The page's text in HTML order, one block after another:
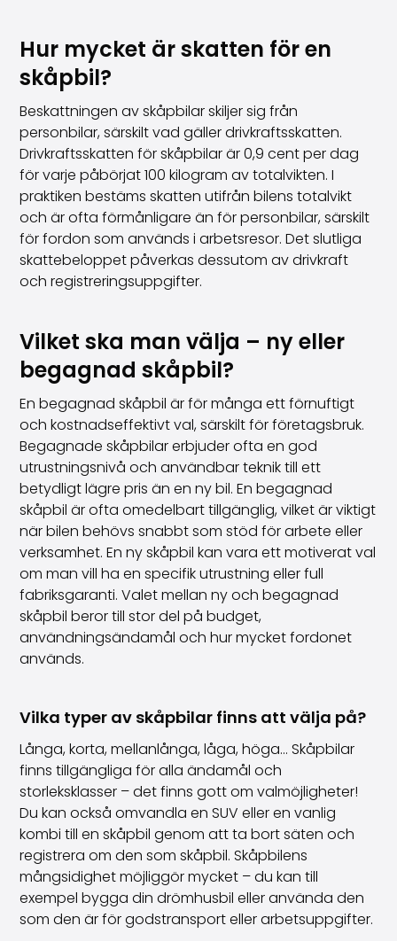
Hur mycket är skatten för en
skåpbil?
Beskattningen av skåpbilar skiljer sig från
personbilar, särskilt vad gäller drivkraftsskatten.
Drivkraftsskatten för skåpbilar är 0,9 cent per dag
för varje påbörjat 100 kilogram av totalvikten. I
praktiken bestäms skatten utifrån bilens totalvikt
och är ofta förmånligare än för personbilar, särskilt
för fordon som används i arbetsresor. Det slutliga
skattebeloppet påverkas dessutom av drivkraft
och registreringsuppgifter.
Vilket ska man välja – ny eller
begagnad skåpbil?
En begagnad skåpbil är för många ett förnuftigt
och kostnadseffektivt val, särskilt för företagsbruk.
Begagnade skåpbilar erbjuder ofta en god
utrustningsnivå och användbar teknik till ett
betydligt lägre pris än en ny bil. En begagnad
skåpbil är ofta omedelbart tillgänglig, vilket är viktigt
när bilen behövs snabbt som stöd för arbete eller
verksamhet. En ny skåpbil kan vara ett motiverat val
om man vill ha en specifik utrustning eller full
fabriksgaranti. Valet mellan ny och begagnad
skåpbil beror till stor del på budget,
användningsändamål och hur mycket fordonet
används.
Vilka typer av skåpbilar finns att välja på?
Långa, korta, mellanlånga, låga, höga... Skåpbilar
finns tillgängliga för alla ändamål och
storleksklasser – det finns gott om valmöjligheter!
Du kan också omvandla en SUV eller en vanlig
kombi till en skåpbil genom att ta bort säten och
registrera om den som skåpbil. Skåpbilens
mångsidighet möjliggör mycket – du kan till
exempel bygga din drömhusbil eller använda den
som den är för godstransport eller arbetsuppgifter.